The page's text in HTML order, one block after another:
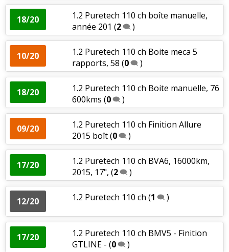
18/20
1.2 Puretech 110 ch boîte manuelle,
année 201 (2 )
10/20
1.2 Puretech 110 ch Boite meca 5
rapports, 58 (0 )
18/20
1.2 Puretech 110 ch Boite manuelle, 76
600kms (0 )
09/20
1.2 Puretech 110 ch Finition Allure
2015 boît(0 )
17/20
1.2 Puretech 110 ch BVA6, 16000km,
2015, 17", (2 )
12/20 1.2 Puretech 110 ch (1 )
17/20
1.2 Puretech 110 ch BMV5 - Finition
GTLINE - (0 )